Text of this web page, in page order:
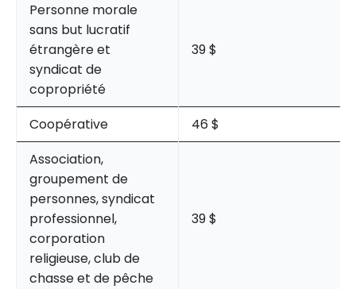
Personne morale
sans but lucratif
étrangère et
syndicat de
copropriété
39 $
Coopérative
46 $
Association,
groupement de
personnes, syndicat
professionnel,
corporation
religieuse, club de
chasse et de pêche
39 $